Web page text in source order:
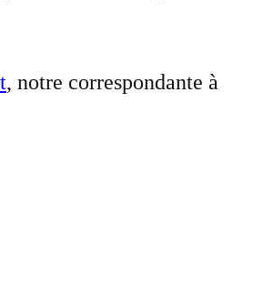
, notre correspondante à